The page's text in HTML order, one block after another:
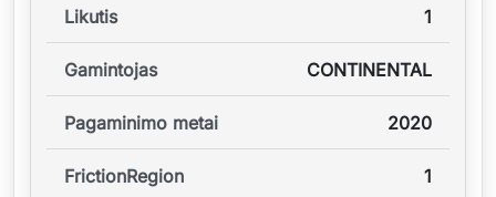
Likutis 1
Gamintojas CONTINENTAL
Pagaminimo metai 2020
FrictionRegion 1